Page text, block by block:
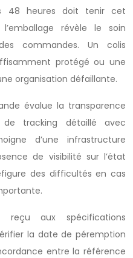
48 heures doit tenir cet
révèle le soin
commandes. Un colis
protégé ou une
organisation défaillante.
évalue la transparence
de tracking détaillé avec
d’une infrastructure
de visibilité sur l’état
des difficultés en cas
aux spécifications
la date de péremption
entre la référence